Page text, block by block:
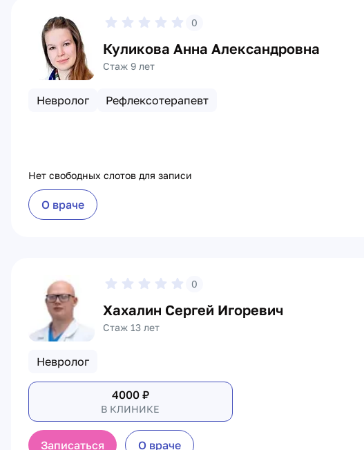
0
Куликова Анна Александровна
Стаж 9 лет
Невролог Рефлексотерапевт
Нет свободных слотов для записи
О враче
0
Хахалин Сергей Игоревич
Стаж 13 лет
Невролог
4000₽
В КЛИНИКЕ
Записаться О враче